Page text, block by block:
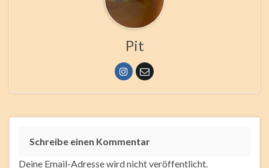
Pit
Schreibe einen Kommentar
Deine Email-Adresse wird nicht veröffentlicht.